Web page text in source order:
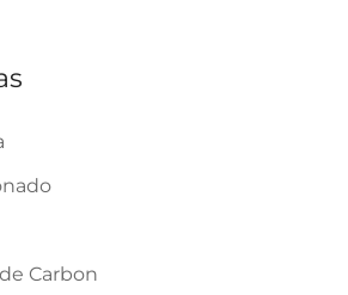
Carbon